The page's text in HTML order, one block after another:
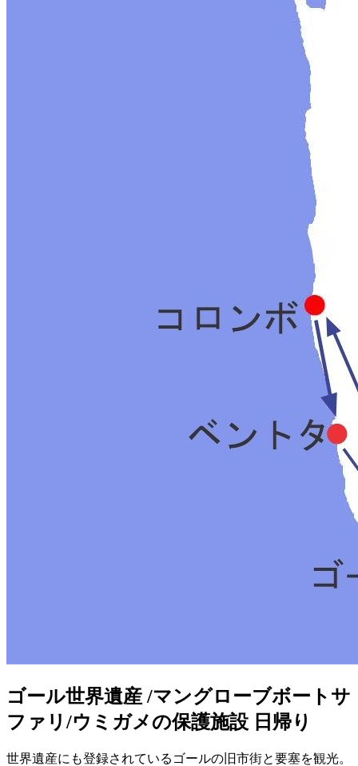
ゴール世界遺産 /マングローブボートサ
ファリ/ウミガメの保護施設 日帰り
世界遺産にも登録されているゴールの旧市街と要塞を観光。